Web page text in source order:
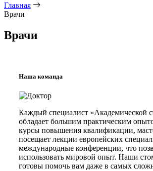
Главная
Врачи
Врачи
Наша команда
Каждый специалист «Академической
обладает большим практическим
курсы повышения квалификации,
посещает лекции европейских
международные конференции, что
использовать мировой опыт. Наши
готовы помочь вам даже в самых